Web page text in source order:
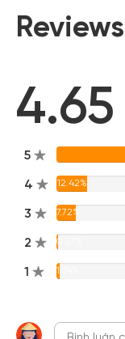
Reviews
4.65
5
4 12.42%
3 7.72%
2 0.67%
1 1.34%